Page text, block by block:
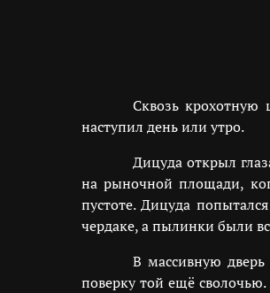
Сквозь крохотную
наступил день или утро.
Дицуда открыл
на рыночной площади,
пустоте. Дицуда
чердаке, а пылинки были
В массивную
поверку той ещё